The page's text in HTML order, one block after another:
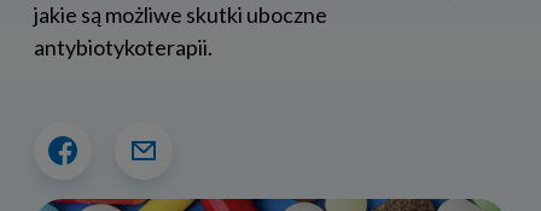
jakie są możliwe skutki uboczne
antybiotykoterapii.